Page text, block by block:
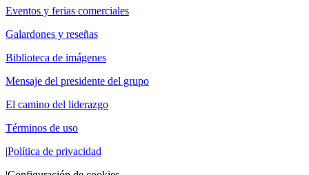
Eventos y ferias comerciales
Galardones y reseñas
Biblioteca de imágenes
Mensaje del presidente del grupo
El camino del liderazgo
Términos de uso
|Política de privacidad